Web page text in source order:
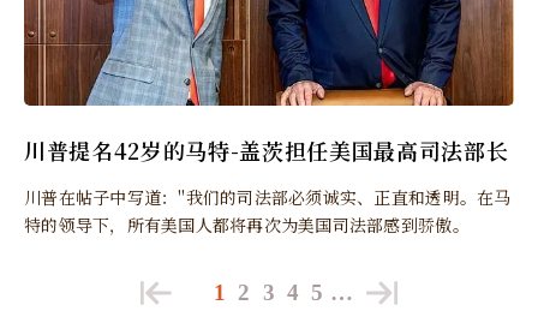
川普提名42岁的马特-盖茨担任美国最高司法部长
川普在帖子中写道："我们的司法部必须诚实、正直和透明。在马
特的领导下，所有美国人都将再次为美国司法部感到骄傲。
1 2 3 4 5 …